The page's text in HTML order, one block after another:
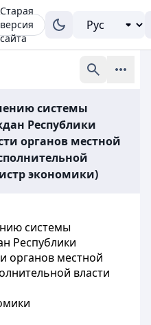
Старая
версия
сайта
системы
Республики
органов местной
экономики)
системы
Республики
органов местной
власти